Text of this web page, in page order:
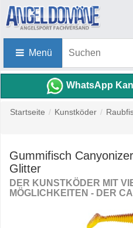
Menü
WhatsApp
Startseite / Kunstköder /
Gummifisch
Glitter
DER KUNSTKÖDER MIT
MÖGLICHKEITEN - DER